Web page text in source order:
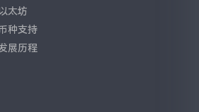
以太坊
种支持
展历程